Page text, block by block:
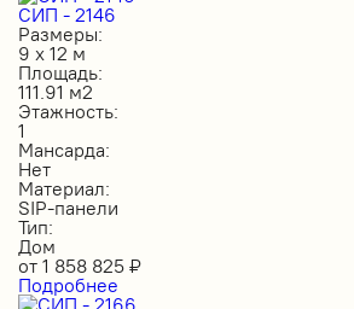
СИП - 2146
Размеры:
9 х 12 м
Площадь:
111.91 м2
Этажность:
1
Мансарда:
Нет
Материал:
SIP-панели
Тип:
Дом
от 1 858 825 ₽
Подробнее